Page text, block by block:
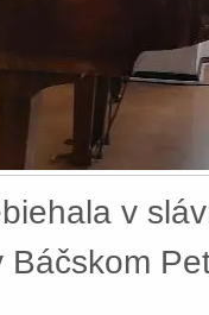
v
Báčskom